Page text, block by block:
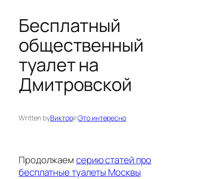
Бесплатный
общественный
туалет на
Дмитровской
Written byВикторinЭто интересно
Продолжаемсерию статей про
бесплатные туалеты Москвы